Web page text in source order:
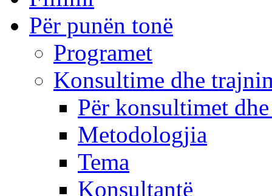
Për punën tonë
Programet
Konsultime dhe
Për konsultimet
Metodologjia
Tema
Konsultantë